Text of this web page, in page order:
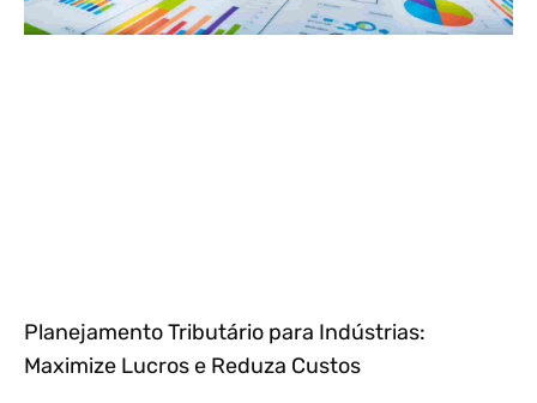
Planejamento Tributário para Indústrias:
Maximize Lucros e Reduza Custos